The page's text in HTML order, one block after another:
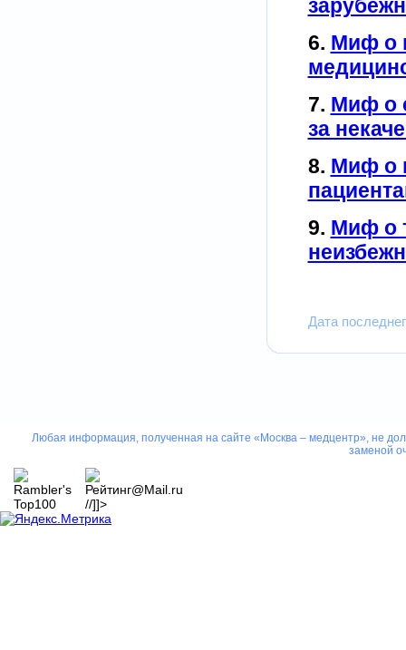
6. Миф о
7. Миф о
за
8. Миф о
9. Миф о
Дата
Любая информация, полученная на сайте «Москва – медцентр», не
заменой
//]]>